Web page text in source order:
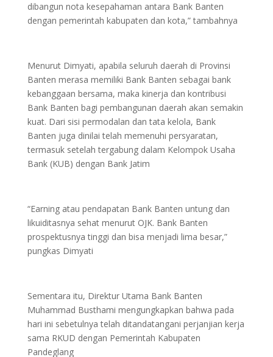
dibangun nota kesepahaman antara Bank Banten
dengan pemerintah kabupaten dan kota,” tambahnya
Menurut Dimyati, apabila seluruh daerah di Provinsi
Banten merasa memiliki Bank Banten sebagai bank
kebanggaan bersama, maka kinerja dan kontribusi
Bank Banten bagi pembangunan daerah akan semakin
kuat. Dari sisi permodalan dan tata kelola, Bank
Banten juga dinilai telah memenuhi persyaratan,
termasuk setelah tergabung dalam Kelompok Usaha
Bank (KUB) dengan Bank Jatim
“Earning atau pendapatan Bank Banten untung dan
likuiditasnya sehat menurut OJK. Bank Banten
prospektusnya tinggi dan bisa menjadi lima besar,”
pungkas Dimyati
Sementara itu, Direktur Utama Bank Banten
Muhammad Busthami mengungkapkan bahwa pada
hari ini sebetulnya telah ditandatangani perjanjian kerja
sama RKUD dengan Pemerintah Kabupaten
Pandeglang